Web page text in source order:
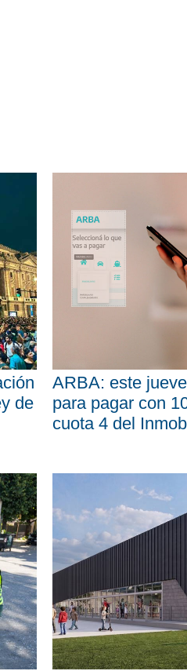
de
ARBA: este
para pagar con
cuota 4 del